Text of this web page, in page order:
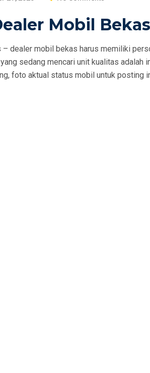
Mobil
dealer mobil bekas harus memiliki
sedang mencari unit kualitas
foto aktual status mobil untuk posting